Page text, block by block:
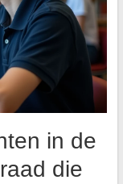
in de
die